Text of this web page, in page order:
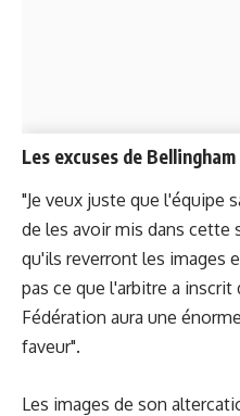
Les excuses de Bellingham
"Je veux juste que l'équipe
de les avoir mis dans cette
qu'ils reverront les images
pas ce que l'arbitre a inscrit
Fédération aura une
faveur".
Les images de son